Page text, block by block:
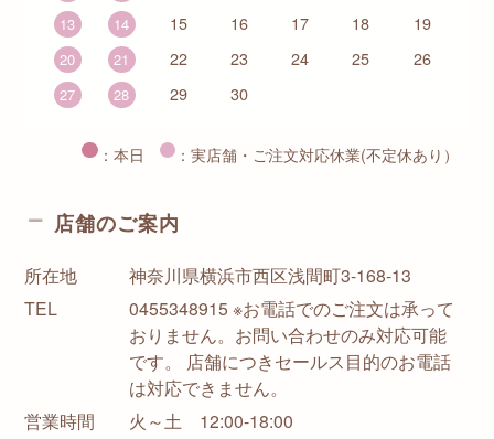
13 14 15 16 17 18 19
20 21 22 23 24 25 26
27 28 29 30
：本日 ：実店舗・ご注文対応休業(不定休あり）
店舗のご案内
所在地
神奈川県横浜市西区浅間町3-168-13
TEL
0455348915 ※お電話でのご注文は承って
おりません。お問い合わせのみ対応可能
です。 店舗につきセールス目的のお電話
は対応できません。
営業時間
火～土 12:00-18:00